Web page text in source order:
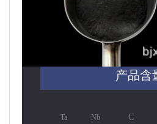
产品含
Ta Nb C